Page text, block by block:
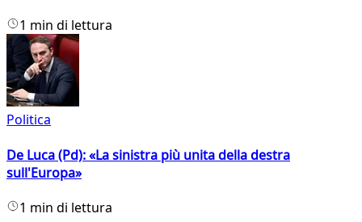
1 min di lettura
Politica
De Luca (Pd): «La sinistra più unita della destra
sull'Europa»
1 min di lettura